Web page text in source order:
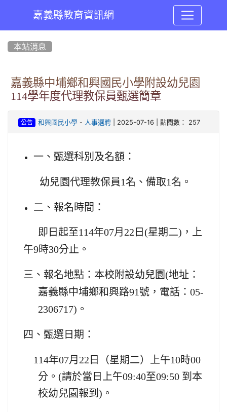
嘉義縣教育資訊網
本站消息
嘉義縣中埔鄉和興國民小學附設幼兒園
114學年度代理教保員甄選簡章
公告 和興國民小學- 人事選聘| 2025-07-16 | 點閱數： 257
一、甄選科別及名額：
幼兒園代理教保員1名、備取1名。
二、報名時間：
即日起至114年07月22日(星期二)，上
午9時30分止。
三、報名地點：本校附設幼兒園(地址：
嘉義縣中埔鄉和興路91號，電話：05-
2306717)。
四、甄選日期：
114年07月22日（星期二）上午10時00
分。 (請於當日上午09:40至09:50 到本
校幼兒園報到)。